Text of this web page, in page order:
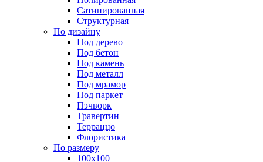
Сатинированная
Структурная
По дизайну
Под дерево
Под бетон
Под камень
Под металл
Под мрамор
Под паркет
Пэчворк
Травертин
Терраццо
Флористика
По размеру
100х100